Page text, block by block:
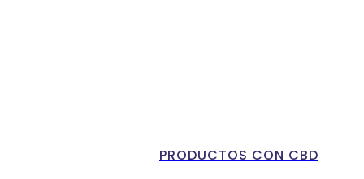
PRODUCTOS CON CBD